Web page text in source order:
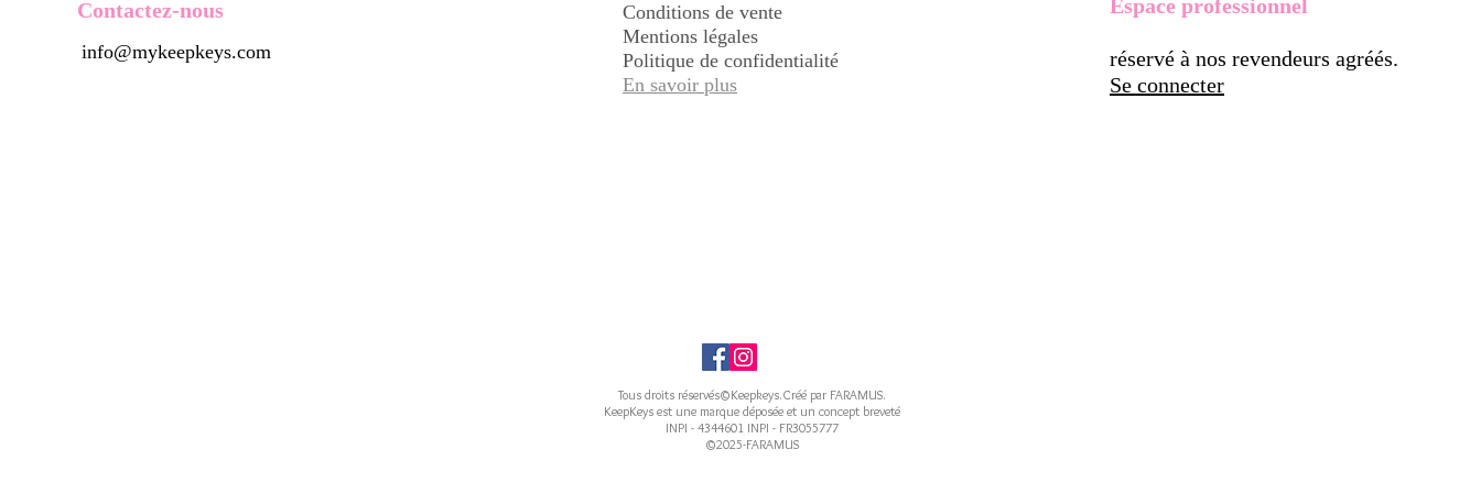
Contactez-nous
info@mykeepkeys.com
Conditions de vente
Mentions légales
Politique de confidentialité
En savoir plus
Espace professionnel
réservé à nos revendeurs agréés.
Se connecter
Tous droits réservés©Keepkeys.Créé par FARAMUS.
KeepKeys est une marque déposée et un concept breveté
INPI - 4344601 INPI - FR3055777
©2025-FARAMUS